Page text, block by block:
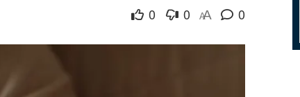
0 0 AA 0